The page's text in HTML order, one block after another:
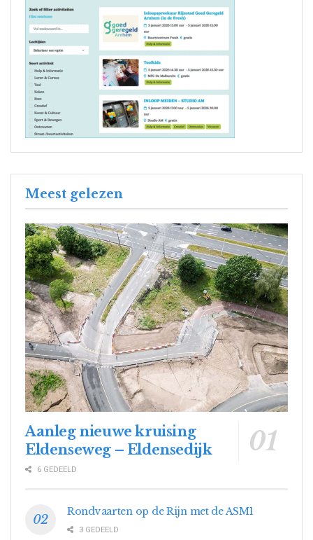
Meest gelezen
Aanleg nieuwe kruising
Eldenseweg – Eldensedijk
6 GEDEELD
Rondvaarten op de Rijn met de ASM1
3 GEDEELD